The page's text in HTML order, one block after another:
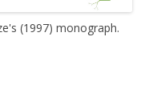
(1997) monograph.